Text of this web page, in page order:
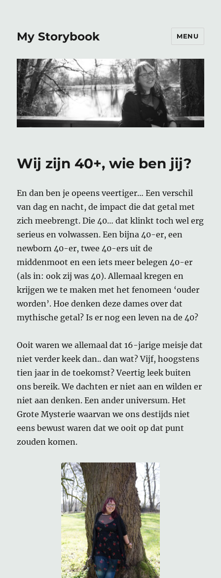
My Storybook MENU
Wij zijn 40+, wie ben jij?
En dan ben je opeens veertiger… Een verschil
van dag en nacht, de impact die dat getal met
zich meebrengt. Die 40… dat klinkt toch wel erg
serieus en volwassen. Een bijna 40-er, een
newborn 40-er, twee 40-ers uit de
middenmoot en een iets meer belegen 40-er
(als in: ook zij was 40). Allemaal kregen en
krijgen we te maken met het fenomeen ‘ouder
worden’. Hoe denken deze dames over dat
mythische getal? Is er nog een leven na de 40?
Ooit waren we allemaal dat 16-jarige meisje dat
niet verder keek dan.. dan wat? Vijf, hoogstens
tien jaar in de toekomst? Veertig leek buiten
ons bereik. We dachten er niet aan en wilden er
niet aan denken. Een ander universum. Het
Grote Mysterie waarvan we ons destijds niet
eens bewust waren dat we ooit op dat punt
zouden komen.